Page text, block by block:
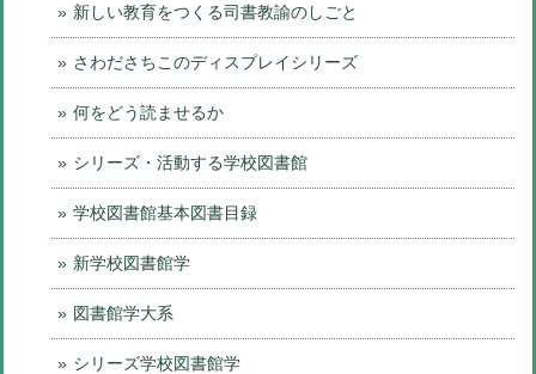
新しい教育をつくる司書教諭のしごと
さわださちこのディスプレイシリーズ
何をどう読ませるか
シリーズ・活動する学校図書館
学校図書館基本図書目録
新学校図書館学
図書館学大系
シリーズ学校図書館学